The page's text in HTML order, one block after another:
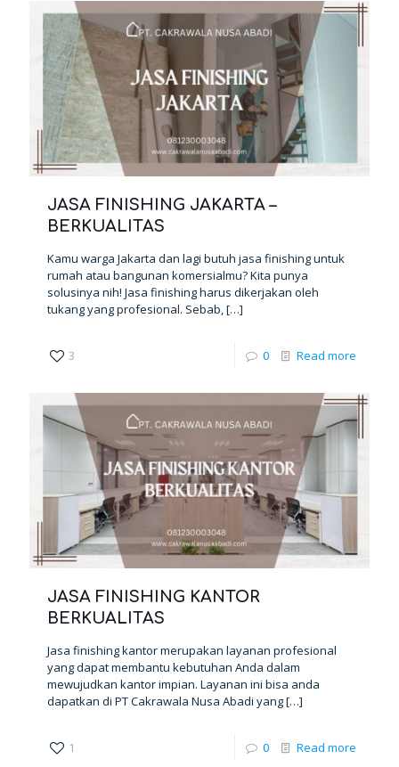
JASA FINISHING JAKARTA –
BERKUALITAS
Kamu warga Jakarta dan lagi butuh jasa finishing untuk
rumah atau bangunan komersialmu? Kita punya
solusinya nih! Jasa finishing harus dikerjakan oleh
tukang yang profesional. Sebab,[…]
3 0 Read more
JASA FINISHING KANTOR
BERKUALITAS
Jasa finishing kantor merupakan layanan profesional
yang dapat membantu kebutuhan Anda dalam
mewujudkan kantor impian. Layanan ini bisa anda
dapatkan di PT Cakrawala Nusa Abadi yang[…]
1 0 Read more